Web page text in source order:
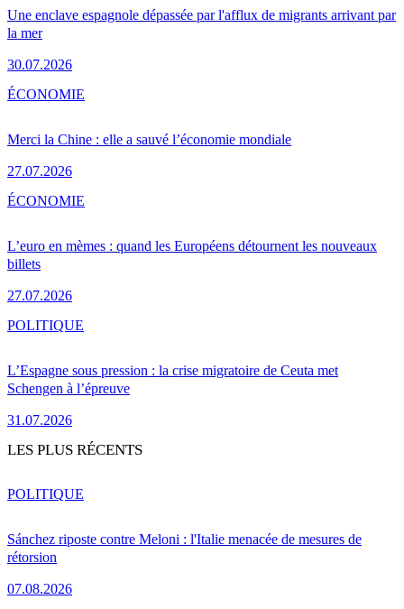
Une enclave espagnole dépassée par l'afflux de migrants arrivant par
la mer
30.07.2026
Merci la Chine : elle a sauvé l’économie mondiale
27.07.2026
ÉCONOMIE
L’euro en mèmes : quand les Européens détournent les nouveaux
billets
27.07.2026
ÉCONOMIE
L’Espagne sous pression : la crise migratoire de Ceuta met
Schengen à l’épreuve
31.07.2026
POLITIQUE
LES PLUS RÉCENTS
Sánchez riposte contre Meloni : l'Italie menacée de mesures de
rétorsion
07.08.2026
POLITIQUE